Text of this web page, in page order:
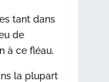
tant dans
de
à ce fléau.
la plupart